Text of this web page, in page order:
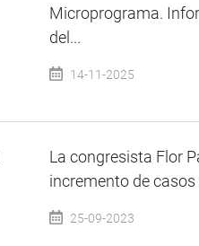
Microprograma.
del...
14-11-2025
La congresista Flor
incremento de
25-09-2023